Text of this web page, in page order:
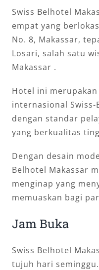
Swiss Belhotel
empat yang
No. 8, Makassar,
Losari, salah satu
Makassar .
Hotel ini
internasional
dengan standar
yang berkualitas
Dengan desain
Belhotel Makassar
menginap yang
memuaskan bagi
Jam Buka
Swiss Belhotel
tujuh hari